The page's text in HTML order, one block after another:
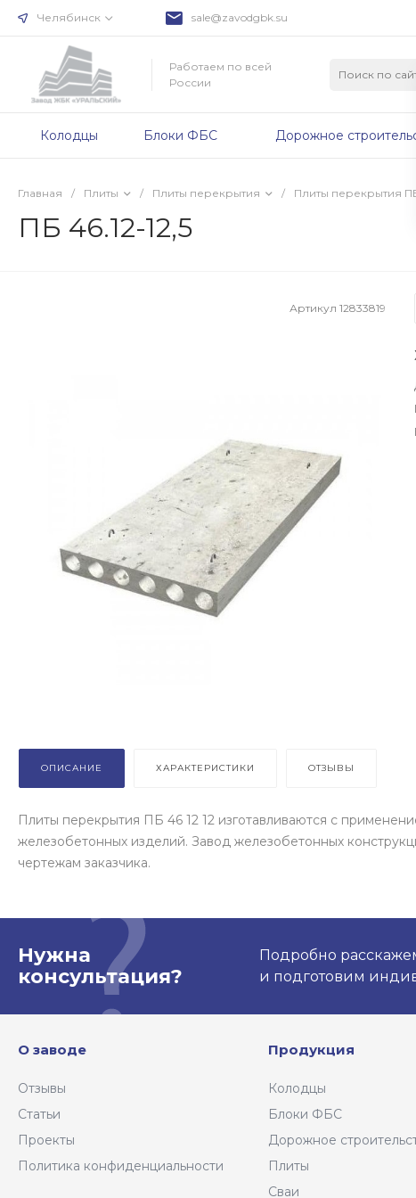
Челябинск sale@zavodgbk.su
Работаем по всей
России
Колодцы Блоки ФБС Дорожное
Главная / Плиты / Плиты перекрытия / Плиты перекрытия
ПБ 46.12-12,5
Артикул12833819
ОПИСАНИЕ ХАРАКТЕРИСТИКИ ОТЗЫВЫ
Плиты перекрытия ПБ 46 12 12 изготавливаются с
железобетонных изделий. Завод железобетонных
чертежам заказчика.
Нужна
консультация?
Подробно
и подготовим
О заводе
Отзывы
Статьи
Проекты
Политика конфиденциальности
Продукция
Колодцы
Блоки ФБС
Дорожное
Плиты
Сваи